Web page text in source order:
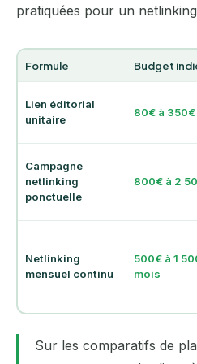
pratiquées pour un
Formule Budget
Lien éditorial
unitaire
80€ à 350€
Campagne
netlinking
ponctuelle
800€ à 2
Netlinking
mensuel continu
500€ à 1
mois
Sur les comparatifs de